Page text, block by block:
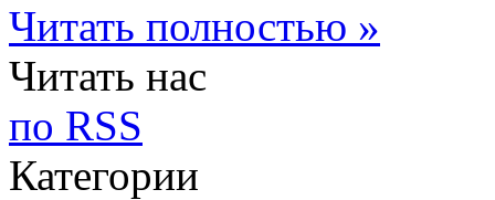
Читать полностью »
Читать нас
по RSS
Категории